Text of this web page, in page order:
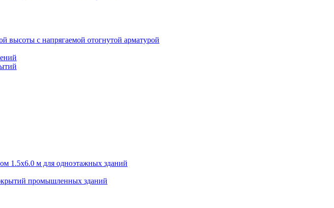
высоты с напрягаемой отогнутой арматурой
1.5х6.0 м для одноэтажных зданий
промышленных зданий